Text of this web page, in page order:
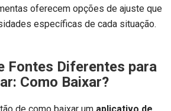
oferecem opções de ajuste que
específicas de cada situação.
Fontes Diferentes para
Como Baixar?